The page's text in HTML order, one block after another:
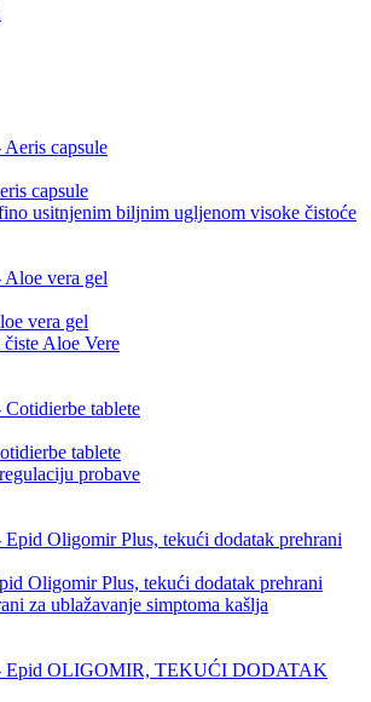
capsule
usitnjenim biljnim ugljenom visoke čistoće
vera gel
Aloe Vere
tablete
probave
Oligomir Plus, tekući dodatak prehrani
za ublažavanje simptoma kašlja